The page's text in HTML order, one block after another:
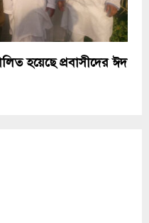
হয়েছে প্রবাসীদের ঈদ